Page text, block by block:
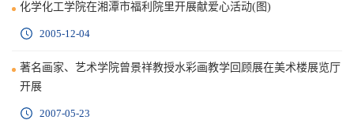
化学化工学院在湘潭市福利院里开展献爱心活动(图)
2005-12-04
著名画家、艺术学院曾景祥教授水彩画教学回顾展在美术楼展览厅
开展
2007-05-23